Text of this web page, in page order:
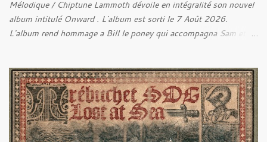
Mélodique / Chiptune Lammoth dévoile en intégralité son nouvel
album intitulé Onward . L'album est sorti le 7 Août 2026.
L'album rend hommage a Bill le poney qui accompagna Sam et
Half-Starved Pony 02. To Be Free (Bill) 03. A Gardener - 04:05
04. Farewell, Good Beast of Burden 05. A Fox Passing Through
the Woods on Business of Their Own 06. The Road to Bree 07.
We Were Born to Suffer 08. Horsethieving 09. A Final Parting
Onward de Lammoth